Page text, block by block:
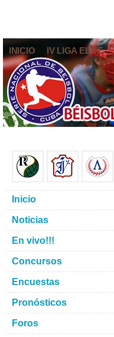
INICIO IV LIGA ELITE
Inicio
Noticias
En vivo!!!
Concursos
Encuestas
Pronósticos
Foros